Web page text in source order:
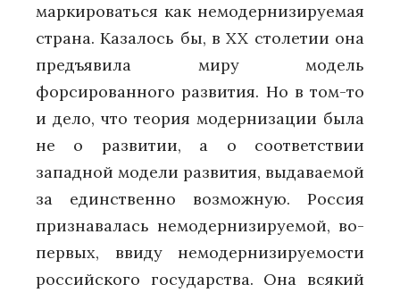
маркироваться как немодернизируемая
страна. Казалось бы, в XX столетии она
предъявила миру модель
форсированного развития. Но в том-то
и дело, что теория модернизации была
не о развитии, а о соответствии
западной модели развития, выдаваемой
за единственно возможную. Россия
признавалась немодернизируемой, во-
первых, ввиду немодернизируемости
российского государства. Она всякий